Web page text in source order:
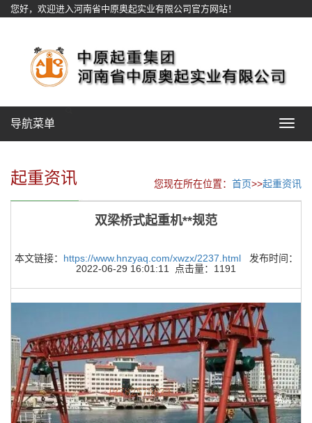
您好，欢迎进入河南省中原奥起实业有限公司官方网站！
Toggle
导航菜单
起重资讯 您现在所在位置： 首页>>起重资讯
双梁桥式起重机**规范
本文链接： https://www.hnzyaq.com/xwzx/2237.html发布时间：
2022-06-29 16:01:11 点击量：1191